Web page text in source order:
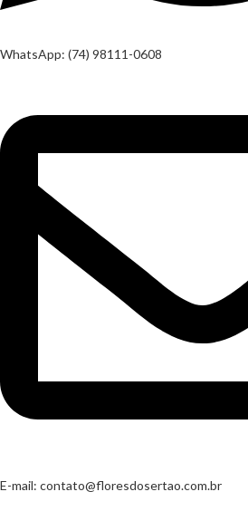
WhatsApp: (74) 98111-0608
E-mail: contato@floresdosertao.com.br